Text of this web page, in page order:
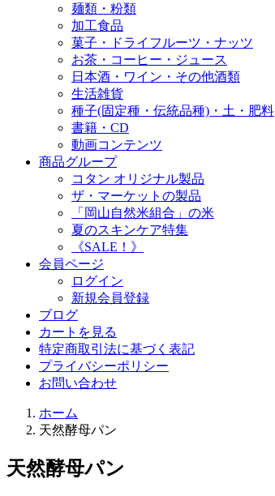
麺類・粉類
加工食品
菓子・ドライフルーツ・ナッツ
お茶・コーヒー・ジュース
日本酒・ワイン・その他酒類
生活雑貨
種子(固定種・伝統品種)・土・肥料
書籍・CD
動画コンテンツ
商品グループ
コタン オリジナル製品
ザ・マーケットの製品
「岡山自然米組合」の米
夏のスキンケア特集
《SALE！》
会員ページ
ログイン
新規会員登録
ブログ
カートを見る
特定商取引法に基づく表記
プライバシーポリシー
お問い合わせ
ホーム
天然酵母パン
天然酵母パン